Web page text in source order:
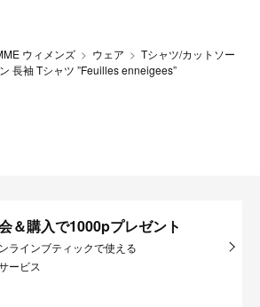
ウィメンズ ウェア
Tシャツ/カットソー
長袖 Tシャツ ”Feuilles enneigees”
＆購入で1000pプレゼント
ラインブティックで使える
ービス